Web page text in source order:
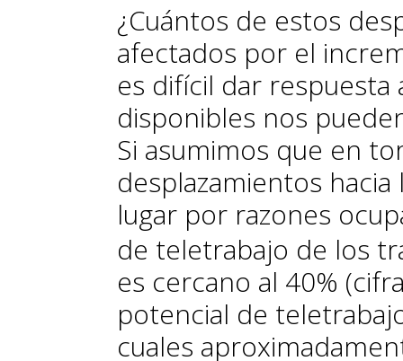
¿Cuántos de estos
afectados por el
es difícil dar
disponibles nos
Si asumimos que en
desplazamientos
lugar por razones
de teletrabajo de los
es cercano al 40%
potencial de
cuales